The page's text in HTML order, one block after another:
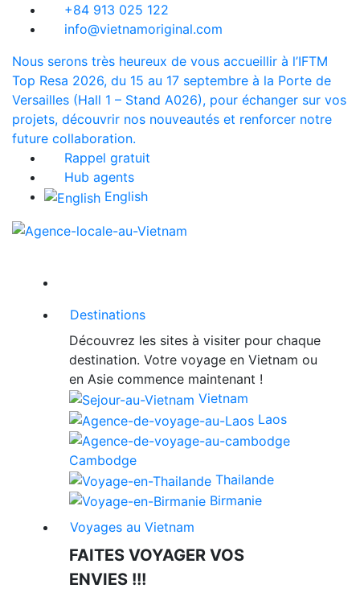
+84 913 025 122
info@vietnamoriginal.com
Nous serons très heureux de vous accueillir à l’IFTM
Top Resa 2026, du 15 au 17 septembre à la Porte de
Versailles (Hall 1 – Stand A026), pour échanger sur vos
projets, découvrir nos nouveautés et renforcer notre
future collaboration.
Rappel gratuit
Hub agents
English
Destinations
Découvrez les sites à visiter pour chaque
destination. Votre voyage en Vietnam ou
en Asie commence maintenant !
Vietnam
Laos
Cambodge
Thailande
Birmanie
Voyages au Vietnam
FAITES VOYAGER VOS
ENVIES !!!